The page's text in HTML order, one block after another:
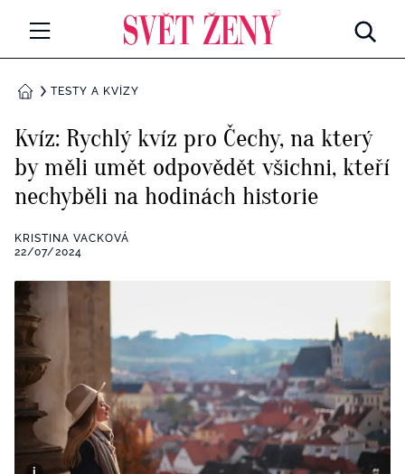
Všechny kategorie
Rozhovory
RETROHUBKY
Všechny kategorie
Seberozvoj
Všechny kategorie
Životní styl
ZÁBAVA
Všechny kategorie
Testy a kvízy
BYDLENÍ
Všechny kategorie
Tvoření
Rady a tipy
BurdaMedia
Extra
SVĚT ŽENY - 599 KČ
DOMŮTESTY A KVÍZY
Kvíz: Rychlý kvíz pro Čechy, na který
by měli umět odpovědět všichni, kteří
nechyběli na hodinách historie
KRISTINA VACKOVÁ
22/07/2024